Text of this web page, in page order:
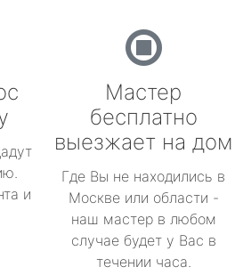
и
Мастер
бесплатно
выезжает на дом
Где Вы не находились в
Москве или области -
наш мастер в любом
случае будет у Вас в
течении часа.